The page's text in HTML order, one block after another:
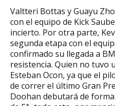
Valtteri Bottas y Guayu
con el equipo de Kick
incierto. Por otra parte,
segunda etapa con el
confirmado su llegada a
resistencia. Quien no tuvo
Esteban Ocon, ya que el
de correr el último Gran
Doohan debutará de